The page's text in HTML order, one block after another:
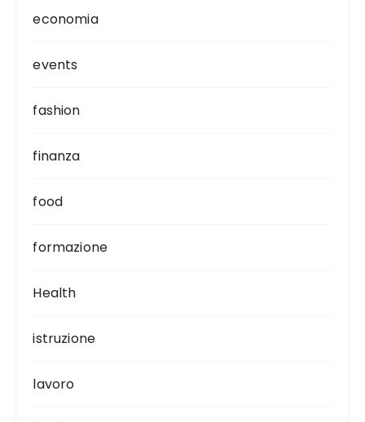
economia
events
fashion
finanza
food
formazione
Health
istruzione
lavoro